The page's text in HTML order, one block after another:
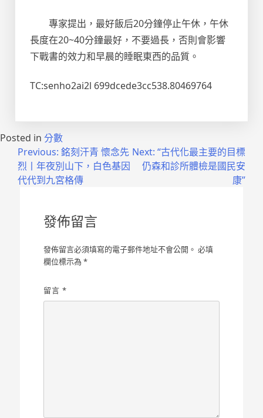
專家提出，最好飯后20分鐘停止午休，午休
長度在20~40分鐘最好，不要過長，否則會影響
下戰書的效力和早晨的睡眠東西的品質。
TC:senho2ai2l 699dcede3cc538.80469764
Posted in 分數
Previous: 銘刻汗青 懷念先
烈丨年夜別山下，白色基因
代代到九宮格傳
Next: “古代化最主要的目標
仍森和診所體檢是國民安
康”
發佈留言
發佈留言必須填寫的電子郵件地址不會公開。 必填
欄位標示為*
留言*